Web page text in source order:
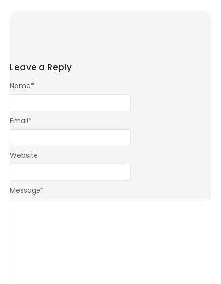
Leave a Reply
Message*
Name*
Email*
Website